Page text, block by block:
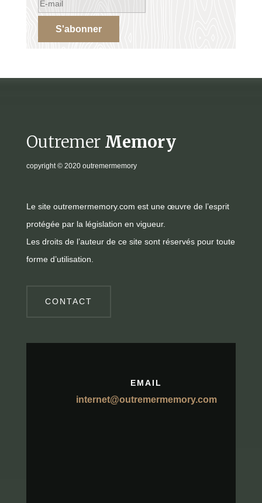
S'abonner
Outremer Memory
copyright © 2020 outremermemory
Le site outremermemory.com est une œuvre de l’esprit
protégée par la législation en vigueur.
Les droits de l’auteur de ce site sont réservés pour toute
forme d’utilisation.
CONTACT
EMAIL
internet@outremermemory.com